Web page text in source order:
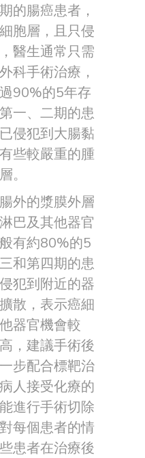
的腸癌患者，
胞層，且只侵
醫生通常只需
科手術治療，
90%的5年存
一、二期的患
侵犯到大腸黏
些較嚴重的腫
。
外的漿膜外層
巴及其他器官
有約80%的5
和第四期的患
犯到附近的器
散，表示癌細
器官機會較
，建議手術後
步配合標靶治
人接受化療的
進行手術切除
每個患者的情
患者在治療後